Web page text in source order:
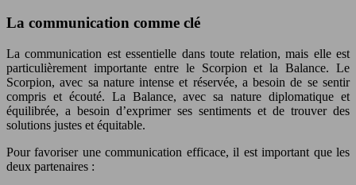
La communication comme clé
La communication est essentielle dans toute relation, mais elle est
particulièrement importante entre le Scorpion et la Balance. Le
Scorpion, avec sa nature intense et réservée, a besoin de se sentir
compris et écouté. La Balance, avec sa nature diplomatique et
équilibrée, a besoin d’exprimer ses sentiments et de trouver des
solutions justes et équitable.
Pour favoriser une communication efficace, il est important que les
deux partenaires :